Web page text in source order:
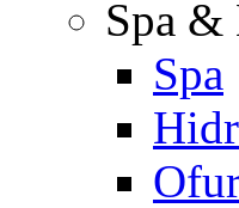
Spa &
Spa